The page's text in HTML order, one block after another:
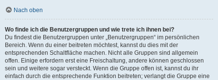
Nach oben
Wo finde ich die Benutzergruppen und wie trete ich ihnen bei?
Du findest die Benutzergruppen unter „Benutzergruppen“ im persönlichen
Bereich. Wenn du einer beitreten möchtest, kannst du dies mit der
entsprechenden Schaltfläche machen. Nicht alle Gruppen sind allgemein
offen. Einige erfordern erst eine Freischaltung, andere können geschlossen
sein und weitere sogar versteckt. Wenn die Gruppe offen ist, kannst du ihr
einfach durch die entsprechende Funktion beitreten; verlangt die Gruppe eine